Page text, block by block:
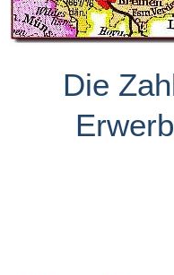
Die